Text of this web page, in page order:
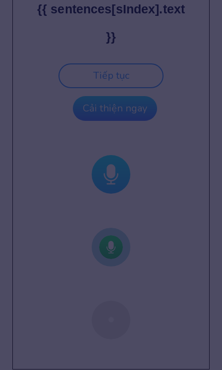
{{ sentences[sIndex].text
}}
Tiếp tục
Cải thiện ngay